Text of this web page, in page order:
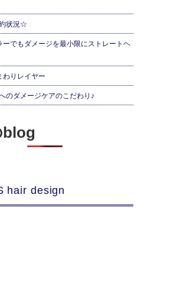
状況☆
ーでもダメージを最小限にストレートヘ
わりレイヤー
のダメージケアのこだわり♪
blog
hair design